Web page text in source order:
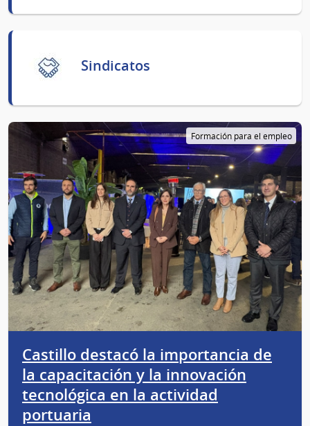
Sindicatos
Formación para el empleo
Castillo destacó la importancia de
la capacitación y la innovación
tecnológica en la actividad
portuaria